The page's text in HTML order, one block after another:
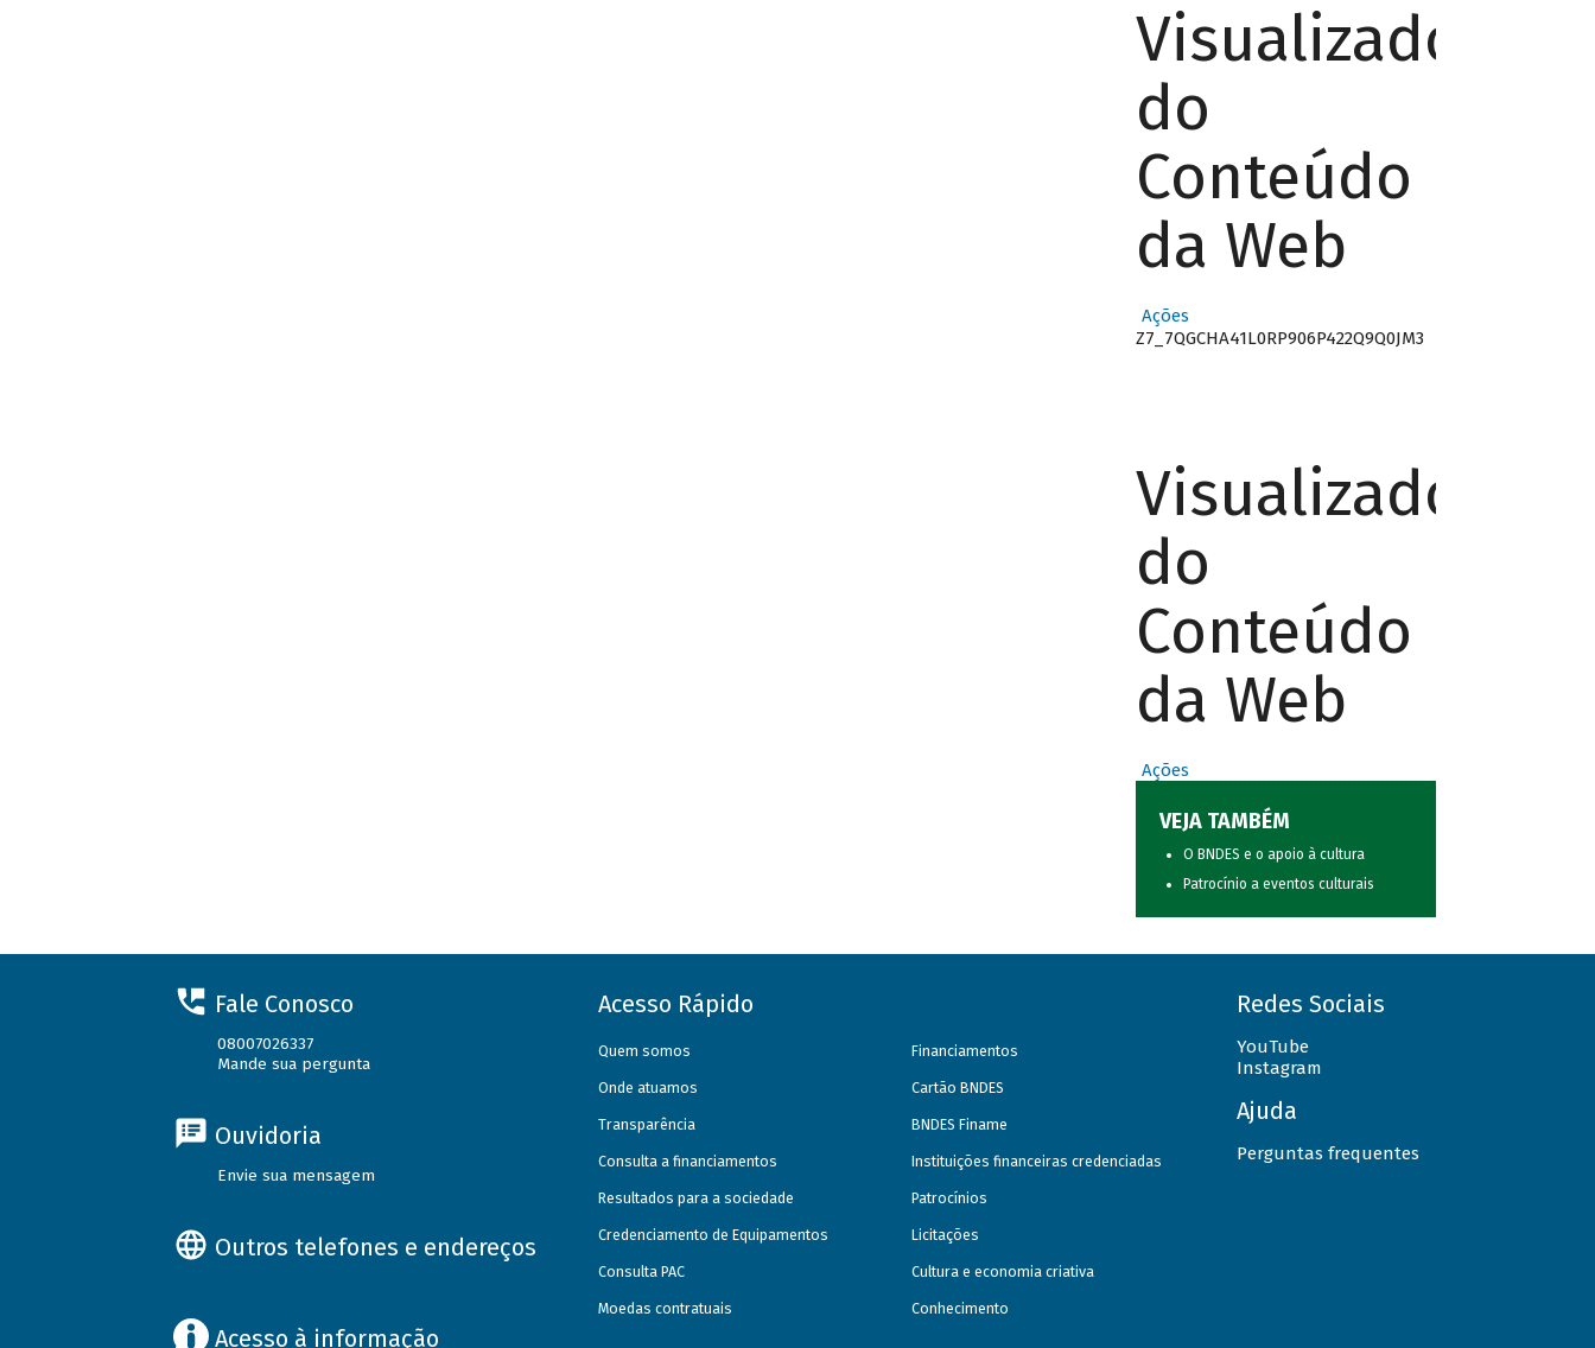
Visualizador
do
Conteúdo
da Web
Ações
Z7_7QGCHA41L0RP906P422Q9Q0JM3
Visualizador
do
Conteúdo
da Web
Ações
VEJA TAMBÉM
O BNDES e o apoio à cultura
Patrocínio a eventos culturais
Fale Conosco
08007026337
Mande sua pergunta
Ouvidoria
Envie sua mensagem
Outros telefones e endereços
Acesso à informação
Acesso Rápido
Quem somos
Onde atuamos
Transparência
Consulta a financiamentos
Resultados para a sociedade
Credenciamento de Equipamentos
Consulta PAC
Moedas contratuais
Financiamentos
Cartão BNDES
BNDES Finame
Instituições financeiras credenciadas
Patrocínios
Licitações
Cultura e economia criativa
Conhecimento
Redes Sociais
YouTube
Instagram
Ajuda
Perguntas frequentes